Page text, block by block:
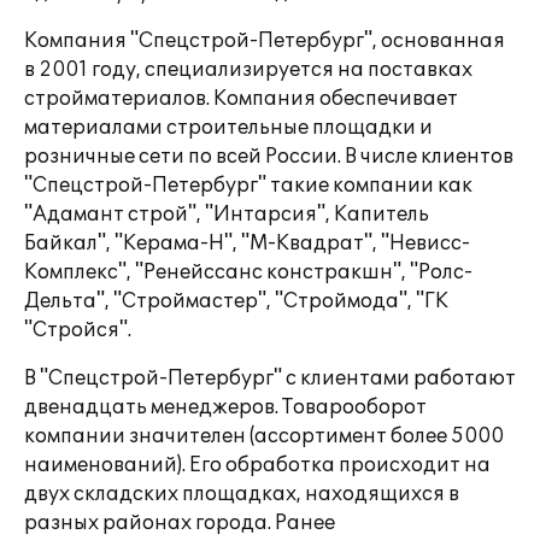
Компания "Спецстрой-Петербург", основанная
в 2001 году, специализируется на поставках
стройматериалов. Компания обеспечивает
материалами строительные площадки и
розничные сети по всей России. В числе клиентов
"Спецстрой-Петербург" такие компании как
"Адамант строй", "Интарсия", Капитель
Байкал", "Керама-Н", "М-Квадрат", "Невисс-
Комплекс", "Ренейссанс констракшн", "Ролс-
Дельта", "Строймастер", "Строймода", "ГК
"Стройся".
В "Спецстрой-Петербург" с клиентами работают
двенадцать менеджеров. Товарооборот
компании значителен (ассортимент более 5000
наименований). Его обработка происходит на
двух складских площадках, находящихся в
разных районах города. Ранее